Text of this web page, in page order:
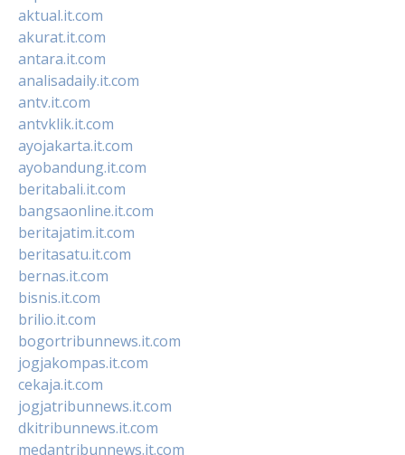
aktual.it.com
akurat.it.com
antara.it.com
analisadaily.it.com
antv.it.com
antvklik.it.com
ayojakarta.it.com
ayobandung.it.com
beritabali.it.com
bangsaonline.it.com
beritajatim.it.com
beritasatu.it.com
bernas.it.com
bisnis.it.com
brilio.it.com
bogortribunnews.it.com
jogjakompas.it.com
cekaja.it.com
jogjatribunnews.it.com
dkitribunnews.it.com
medantribunnews.it.com